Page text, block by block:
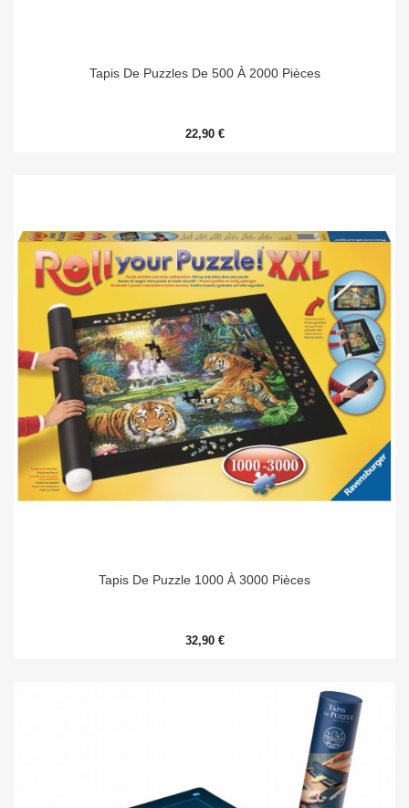
Tapis De Puzzles De 500 À 2000 Pièces
22,90 €
Tapis De Puzzle 1000 À 3000 Pièces
32,90 €